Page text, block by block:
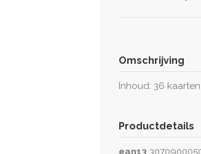
Omschrijving
Inhoud: 36
Productdetails
ean13